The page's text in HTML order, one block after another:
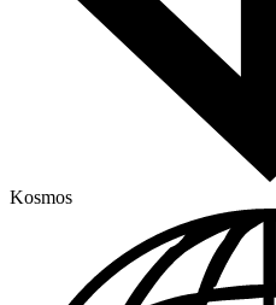
Kosmos